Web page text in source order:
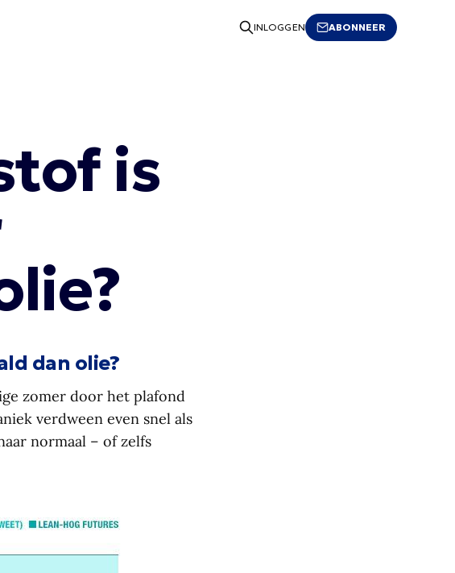
INLOGGEN ABONNEER
is
dan olie?
zomer door het plafond
verdween even snel als
normaal – of zelfs